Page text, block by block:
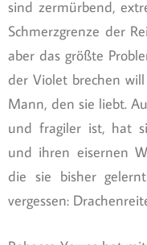
sind zermürbend,
Schmerzgrenze der
aber das größte
der Violet brechen
Mann, den sie liebt.
und fragiler ist, hat
und ihren eisernen
die sie bisher
vergessen: